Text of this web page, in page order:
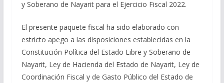
y Soberano de Nayarit para el Ejercicio Fiscal 2022.
El presente paquete fiscal ha sido elaborado con
estricto apego a las disposiciones establecidas en la
Constitución Política del Estado Libre y Soberano de
Nayarit, Ley de Hacienda del Estado de Nayarit, Ley de
Coordinación Fiscal y de Gasto Público del Estado de